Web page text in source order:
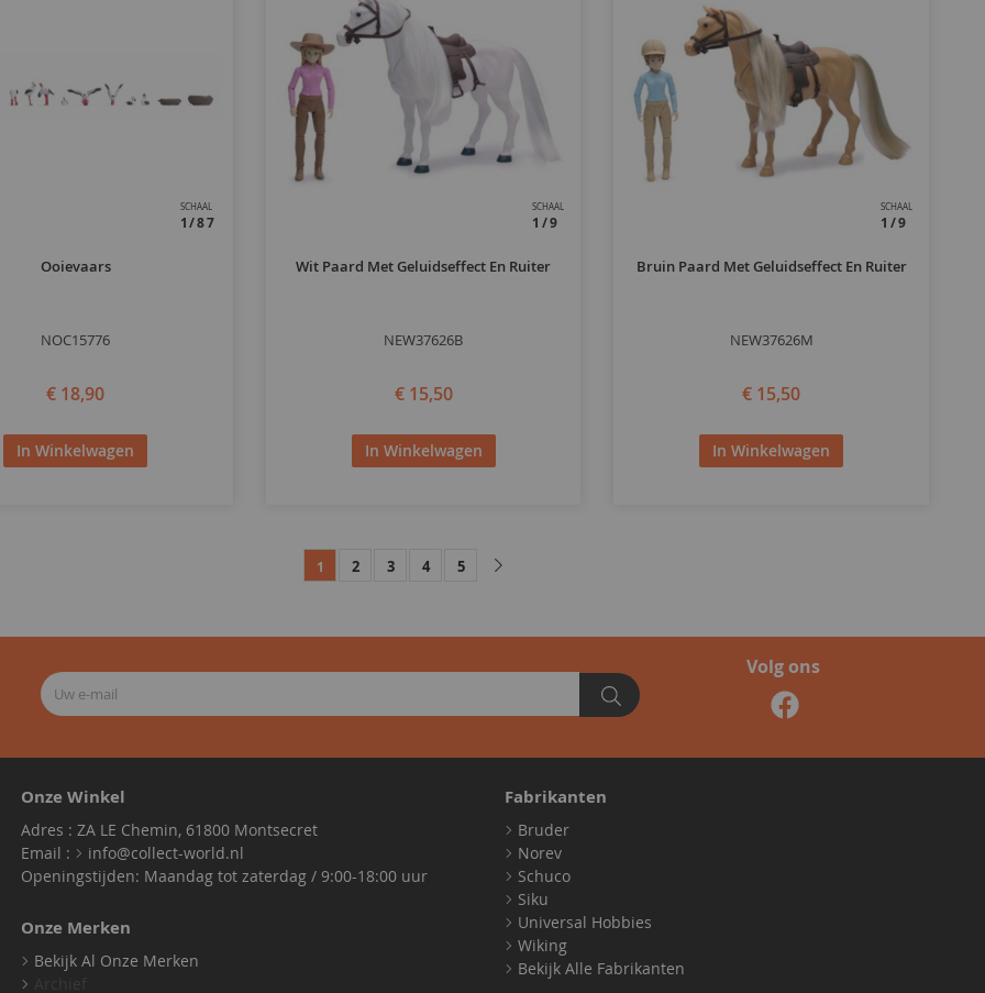
SCHAAL
1/87
Ooievaars
NOC15776
€ 18,90
In Winkelwagen
SCHAAL
1/9
Wit Paard Met Geluidseffect En Ruiter
NEW37626B
€ 15,50
In Winkelwagen
SCHAAL
1/9
Bruin Paard Met Geluidseffect En Ruiter
NEW37626M
€ 15,50
In Winkelwagen
1 2 3 4 5
Volg ons
Onze Winkel
Adres : ZA LE Chemin, 61800 Montsecret
Email :
info@collect-world.nl
Openingstijden: Maandag tot zaterdag / 9:00-18:00 uur
Onze Merken
Bekijk Al Onze Merken
Fabrikanten
Bruder
Norev
Schuco
Siku
Universal Hobbies
Wiking
Bekijk Alle Fabrikanten